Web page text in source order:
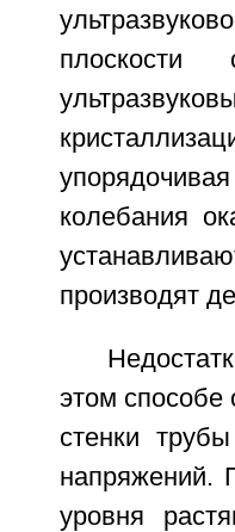
плоскости
колебания
производят
этом способе
стенки
напряжений.
уровня